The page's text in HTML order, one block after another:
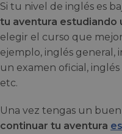
Si tu nivel de inglés es
tu aventura estudiando
elegir el curso que
ejemplo, inglés general,
un examen oficial,
etc.
Una vez tengas un
continuar tu aventura